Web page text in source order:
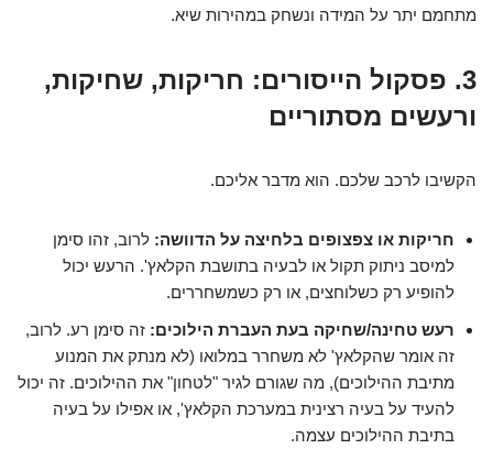
מתחמם יתר על המידה ונשחק במהירות שיא.
3. פסקול הייסורים: חריקות, שחיקות,
ורעשים מסתוריים
הקשיבו לרכב שלכם. הוא מדבר אליכם.
חריקות או צפצופים בלחיצה על הדוושה: לרוב, זהו סימן
למיסב ניתוק תקול או לבעיה בתושבת הקלאץ'. הרעש יכול
להופיע רק כשלוחצים, או רק כשמשחררים.
רעש טחינה/שחיקה בעת העברת הילוכים: זה סימן רע. לרוב,
זה אומר שהקלאץ' לא משחרר במלואו (לא מנתק את המנוע
מתיבת ההילוכים), מה שגורם לגיר "לטחון" את ההילוכים. זה יכול
להעיד על בעיה רצינית במערכת הקלאץ', או אפילו על בעיה
בתיבת ההילוכים עצמה.